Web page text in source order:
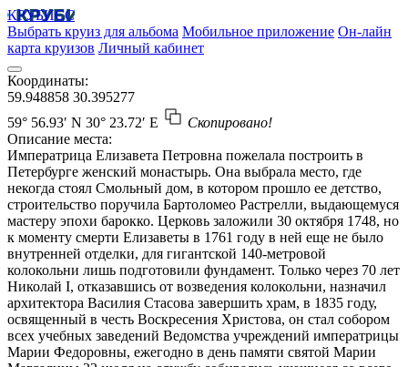
КРУБИСС
Выбрать круиз для альбома Мобильное приложение Он-лайн
карта круизов Личный кабинет
Координаты:
59.948858 30.395277
59° 56.93′ N 30° 23.72′ E
Скопировано!
Описание места:
Императрица Елизавета Петровна пожелала построить в
Петербурге женский монастырь. Она выбрала место, где
некогда стоял Смольный дом, в котором прошло ее детство,
строительство поручила Бартоломео Растрелли, выдающемуся
мастеру эпохи барокко. Церковь заложили 30 октября 1748, но
к моменту смерти Елизаветы в 1761 году в ней еще не было
внутренней отделки, для гигантской 140-метровой
колокольни лишь подготовили фундамент. Только через 70 лет
Николай I, отказавшись от возведения колокольни, назначил
архитектора Василия Стасова завершить храм, в 1835 году,
освященный в честь Воскресения Христова, он стал собором
всех учебных заведений Ведомства учреждений императрицы
Марии Федоровны, ежегодно в день памяти святой Марии